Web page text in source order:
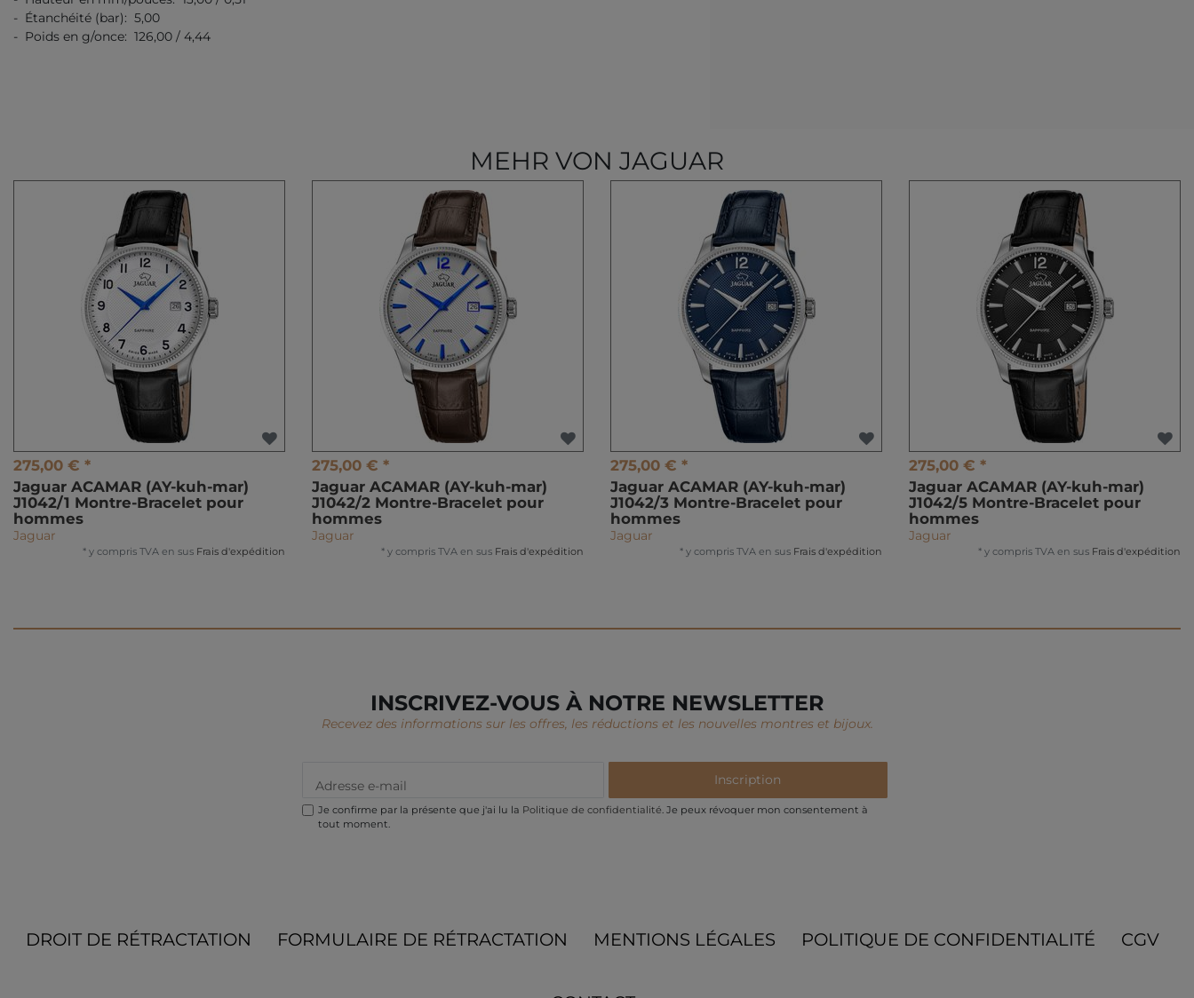
- Étanchéité (bar): 5,00
- Poids en g/once: 126,00 / 4,44
MEHR VON JAGUAR
275,00 € *
Jaguar ACAMAR (AY-kuh-mar)
J1042/1 Montre-Bracelet pour
hommes
Jaguar
* y compris TVA en sus Frais d'expédition
275,00 € *
Jaguar ACAMAR (AY-kuh-mar)
J1042/2 Montre-Bracelet pour
hommes
Jaguar
* y compris TVA en sus Frais d'expédition
275,00 € *
Jaguar ACAMAR (AY-kuh-mar)
J1042/3 Montre-Bracelet pour
hommes
Jaguar
* y compris TVA en sus Frais d'expédition
275,00 € *
Jaguar ACAMAR (AY-kuh-mar)
J1042/5 Montre-Bracelet pour
hommes
Jaguar
* y compris TVA en sus Frais d'expédition
INSCRIVEZ-VOUS À NOTRE NEWSLETTER
Recevez des informations sur les offres, les réductions et les nouvelles montres et bijoux.
Inscription
Je confirme par la présente que j'ai lu la Politique de confidentialité . Je peux révoquer mon consentement à
tout moment.
DROIT DE RÉTRACTATION FORMULAIRE DE RÉTRACTATION MENTIONS LÉGALES POLITIQUE DE CONFIDENTIALITÉ CGV